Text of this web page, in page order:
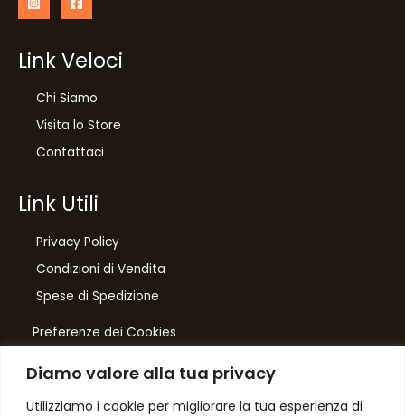
Diamo valore alla tua privacy
Utilizziamo i cookie per migliorare la tua esperienza di
Link Veloci
Chi Siamo
Visita lo Store
Contattaci
Link Utili
Privacy Policy
Condizioni di Vendita
Spese di Spedizione
Preferenze dei Cookies
Number One
di Domenico Toccacieli
di sconto, solo per te
Iscriviti per ricevere il tuo sconto esclusivo e
e offerte!